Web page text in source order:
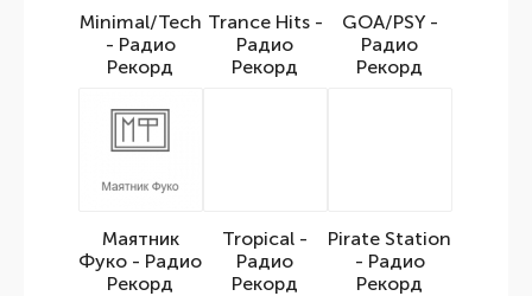
Minimal/Tech
- Радио
Рекорд
Trance Hits -
Радио
Рекорд
GOA/PSY -
Радио
Рекорд
Маятник
Фуко - Радио
Рекорд
Tropical -
Радио
Рекорд
Pirate Station
- Радио
Рекорд